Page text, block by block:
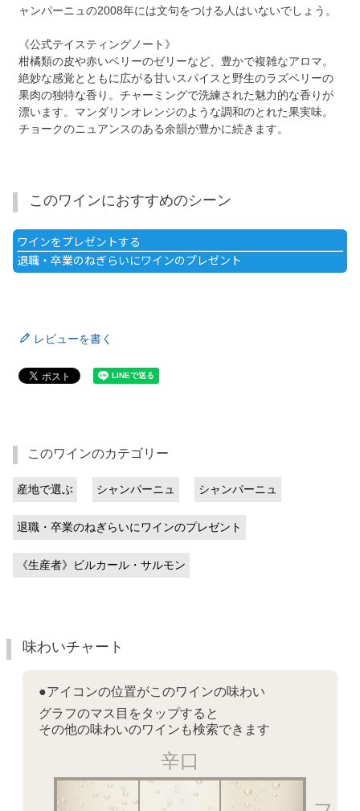
ャンパーニュの2008年には文句をつける人はいないでしょう。
《公式テイスティングノート》
柑橘類の皮や赤いベリーのゼリーなど、豊かで複雑なアロマ。
絶妙な感覚とともに広がる甘いスパイスと野生のラズベリーの
果肉の独特な香り。チャーミングで洗練された魅力的な香りが
漂います。マンダリンオレンジのような調和のとれた果実味。
チョークのニュアンスのある余韻が豊かに続きます。
このワインにおすすめのシーン
ワインをプレゼントする
退職・卒業のねぎらいにワインのプレゼント
レビューを書く
このワインのカテゴリー
産地で選ぶ シャンパーニュ シャンパーニュ
退職・卒業のねぎらいにワインのプレゼント
《生産者》ビルカール・サルモン
味わいチャート
●アイコンの位置がこのワインの味わい
グラフのマス目をタップすると
その他の味わいのワインも検索できます
辛口